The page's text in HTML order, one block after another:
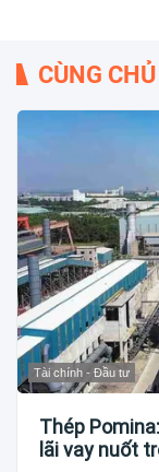
CÙNG
Tài chính - Đầu tư
Thép
lãi vay nuốt